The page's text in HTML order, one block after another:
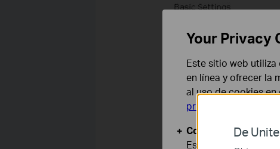
De
Your Privacy
Este sitio web
en línea y ofrecer la
al uso de cookies
privacidad
Cookies Básicas
Estas cookies son